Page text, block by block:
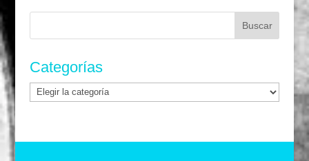
Categorías
Categorías